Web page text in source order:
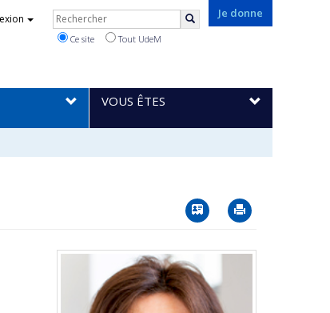
Je donne
Rechercher
Ce site Tout UdeM
VOUS ÊTES
Vcard